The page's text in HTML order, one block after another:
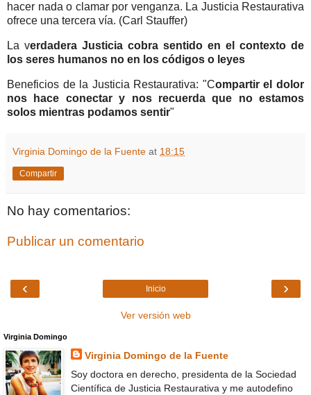
hacer nada o clamar por venganza. La Justicia Restaurativa
ofrece una tercera vía. (Carl Stauffer)
La verdadera Justicia cobra sentido en el contexto de
los seres humanos no en los códigos o leyes
Beneficios de la Justicia Restaurativa: "Compartir el dolor
nos hace conectar y nos recuerda que no estamos
solos mientras podamos sentir"
Virginia Domingo de la Fuente at 18:15
Compartir
No hay comentarios:
Publicar un comentario
‹ ›
Inicio
Ver versión web
Virginia Domingo
Virginia Domingo de la Fuente
Soy doctora en derecho, presidenta de la Sociedad
Científica de Justicia Restaurativa y me autodefino